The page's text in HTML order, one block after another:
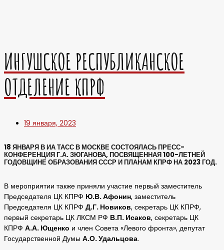
ИНГУШСКОЕ РЕСПУБЛИКАНСКОЕ
ОТДЕЛЕНИЕ КПРФ
19 января, 2023
18 ЯНВАРЯ В ИА ТАСС В МОСКВЕ СОСТОЯЛАСЬ ПРЕСС-
КОНФЕРЕНЦИЯ Г.А. ЗЮГАНОВА, ПОСВЯЩЕННАЯ 100-ЛЕТНЕЙ
ГОДОВЩИНЕ ОБРАЗОВАНИЯ СССР И ПЛАНАМ КПРФ НА 2023 ГОД.
В мероприятии также приняли участие первый заместитель
Председателя ЦК КПРФ Ю.В. Афонин, заместитель
Председателя ЦК КПРФ Д.Г. Новиков, секретарь ЦК КПРФ,
первый секретарь ЦК ЛКСМ РФ В.П. Исаков, секретарь ЦК
КПРФ А.А. Ющенко и член Совета «Левого фронта», депутат
Государственной Думы А.О. Удальцова.